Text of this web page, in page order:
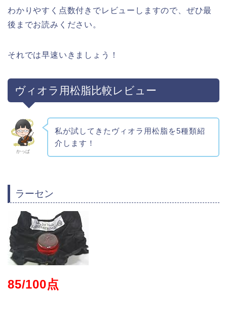
わかりやすく点数付きでレビューしますので、ぜひ最
後までお読みください。
それでは早速いきましょう！
ヴィオラ用松脂比較レビュー
かっぱ
私が試してきたヴィオラ用松脂を5種類紹
介します！
ラーセン
85/100点